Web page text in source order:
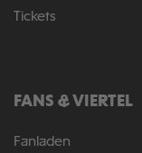
Tickets
FANS & VIERTEL
Fanladen